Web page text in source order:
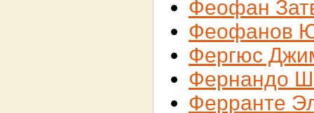
Феофан
Феофанов
Фергюс
Фернандо
Ферранте